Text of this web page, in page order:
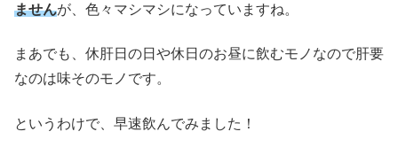
ませんが、色々マシマシになっていますね。
まあでも、休肝日の日や休日のお昼に飲むモノなので肝要
なのは味そのモノです。
というわけで、早速飲んでみました！